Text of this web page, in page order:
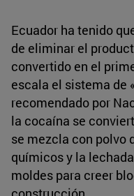
Ecuador ha tenido
de eliminar el
convertido en el
escala el sistema de
recomendado por
la cocaína se
se mezcla con polvo
químicos y la
moldes para creer